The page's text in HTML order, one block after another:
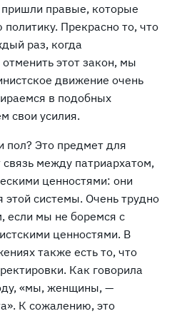
правые, которые
Прекрасно то, что
раз, когда
этот закон, мы
движение очень
в подобных
свои усилия.
пол? Это предмет для
между патриархатом,
ценностями: они
системы. Очень трудно
если мы не боремся с
ценностями. В
также есть то, что
Как говорила
«мы, женщины, —
К сожалению, это